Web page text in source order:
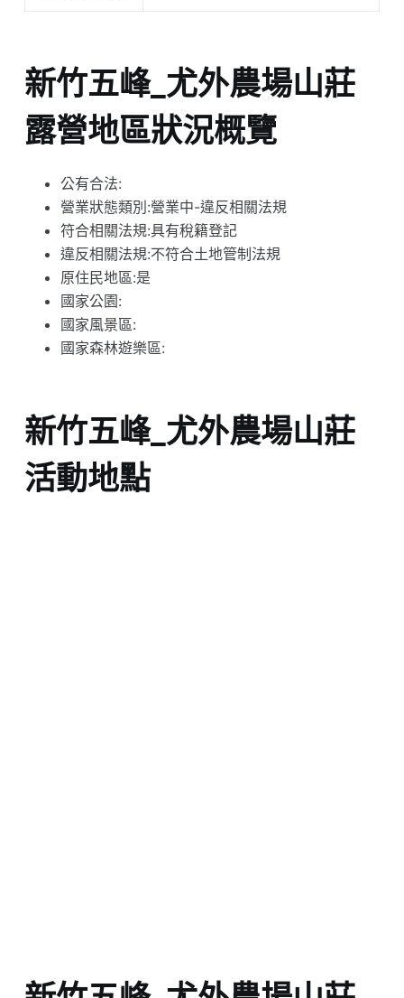
新竹五峰_尤外農場山莊
露營地區狀況概覽
公有合法:
營業狀態類別:營業中-違反相關法規
符合相關法規:具有稅籍登記
違反相關法規:不符合土地管制法規
原住民地區:是
國家公園:
國家風景區:
國家森林遊樂區:
新竹五峰_尤外農場山莊
活動地點